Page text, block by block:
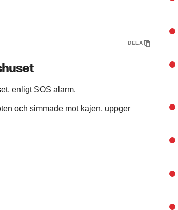
DELA
enligt SOS alarm.
och simmade mot kajen, uppger